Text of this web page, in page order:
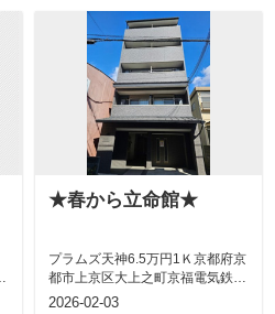
★春から立命館★
プラムズ天神6.5万円1Ｋ京都府京
都市上京区大上之町京福電気鉄道
北野線「北野白梅町」駅 徒...
2026-02-03